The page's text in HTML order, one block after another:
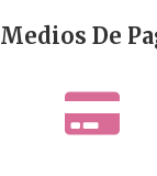
Medios De